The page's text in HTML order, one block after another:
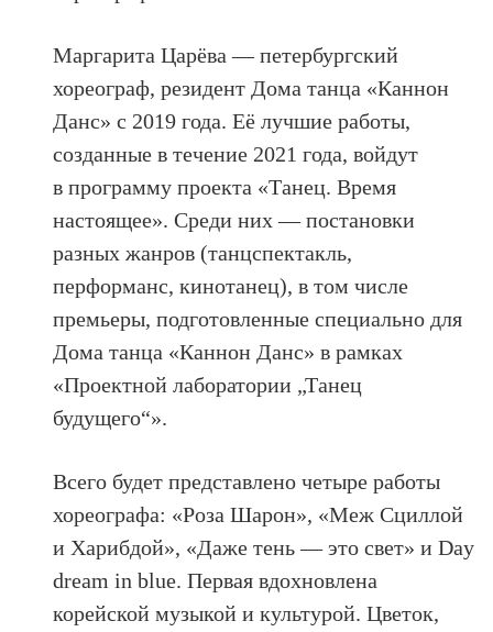
Маргарита Царёва — петербургский
хореограф, резидент Дома танца «Каннон
Данс» с 2019 года. Её лучшие работы,
созданные в течение 2021 года, войдут
в программу проекта «Танец. Время
настоящее». Среди них — постановки
разных жанров (танцспектакль,
перформанс, кинотанец), в том числе
премьеры, подготовленные специально для
Дома танца «Каннон Данс» в рамках
«Проектной лаборатории „Танец
будущего“».
Всего будет представлено четыре работы
хореографа: «Роза Шарон», «Меж Сциллой
и Харибдой», «Даже тень — это свет» и Day
dream in blue. Первая вдохновлена
корейской музыкой и культурой. Цветок,